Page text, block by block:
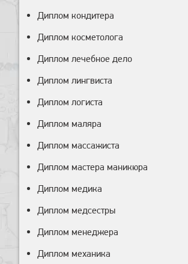
Диплом кондитера
Диплом косметолога
Диплом лечебное дело
Диплом лингвиста
Диплом логиста
Диплом маляра
Диплом массажиста
Диплом мастера маникюра
Диплом медика
Диплом медсестры
Диплом менеджера
Диплом механика